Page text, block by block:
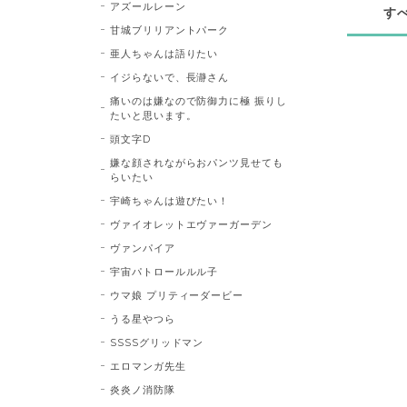
す
アズールレーン
甘城ブリリアントパーク
亜人ちゃんは語りたい
イジらないで、長瀞さん
痛いのは嫌なので防御力に極 振りし
たいと思います。
頭文字D
嫌な顔されながらおパンツ見せても
らいたい
宇崎ちゃんは遊びたい！
ヴァイオレットエヴァーガーデン
ヴァンパイア
宇宙パトロールルル子
ウマ娘 プリティーダービー
うる星やつら
SSSSグリッドマン
エロマンガ先生
炎炎ノ消防隊